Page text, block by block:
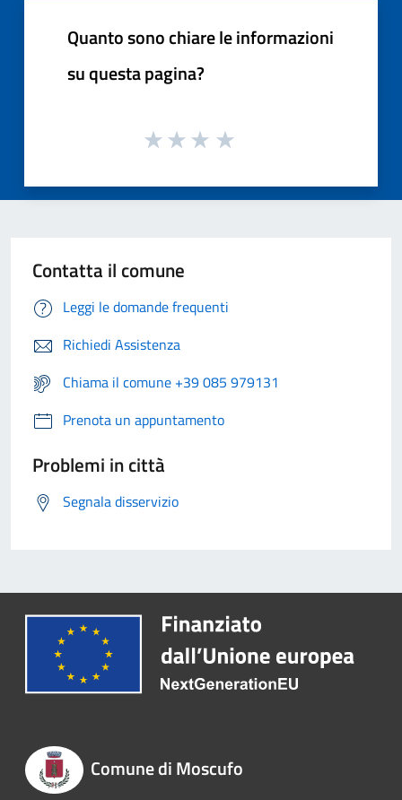
Quanto sono chiare le informazioni
su questa pagina?
Contatta il comune
Leggi le domande frequenti
Richiedi Assistenza
Chiama il comune +39 085 979131
Prenota un appuntamento
Problemi in città
Segnala disservizio
Comune di Moscufo